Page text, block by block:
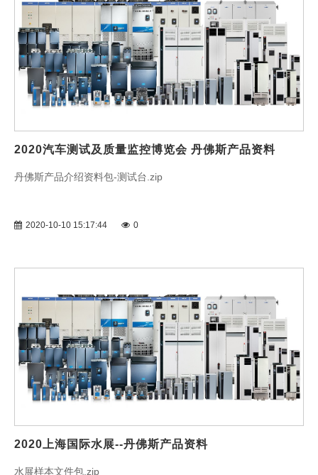
2020汽车测试及质量监控博览会 丹佛斯产品资料
丹佛斯产品介绍资料包-测试台.zip
2020-10-10 15:17:44 0
2020上海国际水展--丹佛斯产品资料
水展样本文件包.zip